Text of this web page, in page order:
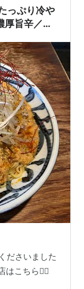
っぷり冷や
厚旨辛／エ
ださいました
はこちら💁‍♀️